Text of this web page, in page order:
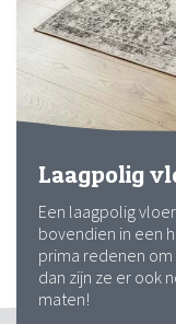
Laagpolig
Een laagpolig
bovendien in een
prima redenen om
dan zijn ze er ook
maten!